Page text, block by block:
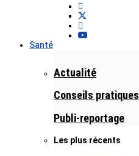
Santé
Actualité
Conseils pratiques
Publi-reportage
Les plus récents